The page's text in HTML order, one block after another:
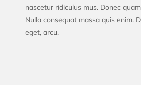
nascetur ridiculus mus. Donec
Nulla consequat massa quis enim.
eget, arcu.